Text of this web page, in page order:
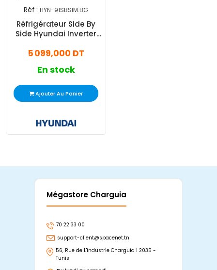
Réf : HYN-91SBSIM.BG
Réfrigérateur Side By
Side Hyundai Inverter
5 099,000 DT
En stock
Ajouter Au Panier
Mégastore Charguia
70 22 33 00
support-client@spacenet.tn
56, Rue de L'industrie Charguia I 2035 -
Tunis